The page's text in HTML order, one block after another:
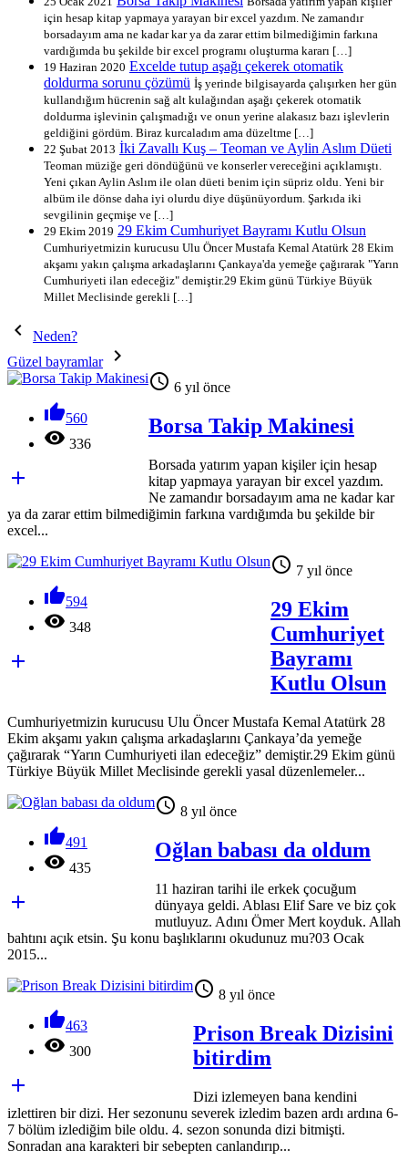
için hesap kitap yapmaya yarayan bir excel yazdım. Ne zamandır
borsadayım ama ne kadar kar ya da zarar ettim bilmediğimin farkına
vardığımda bu şekilde bir excel programı oluşturma kararı […]
19 Haziran 2020 Excelde tutup aşağı çekerek otomatik
doldurma sorunu çözümü İş yerinde bilgisayarda çalışırken her gün
kullandığım hücrenin sağ alt kulağından aşağı çekerek otomatik
doldurma işlevinin çalışmadığı ve onun yerine alakasız bazı işlevlerin
geldiğini gördüm. Biraz kurcaladım ama düzeltme […]
22 Şubat 2013 İki Zavallı Kuş – Teoman ve Aylin Aslım Düeti
Teoman müziğe geri döndüğünü ve konserler vereceğini açıklamıştı.
Yeni çıkan Aylin Aslım ile olan düeti benim için süpriz oldu. Yeni bir
albüm ile dönse daha iyi olurdu diye düşünüyordum. Şarkıda iki
sevgilinin geçmişe ve […]
29 Ekim 2019 29 Ekim Cumhuriyet Bayramı Kutlu Olsun
Cumhuriyetmizin kurucusu Ulu Öncer Mustafa Kemal Atatürk 28 Ekim
akşamı yakın çalışma arkadaşlarını Çankaya'da yemeğe çağırarak "Yarın
Cumhuriyeti ilan edeceğiz" demiştir.29 Ekim günü Türkiye Büyük
Millet Meclisinde gerekli […]

Neden?
Güzel bayramlar

560
 336

 6 yıl önce
Borsa Takip Makinesi
Borsada yatırım yapan kişiler için hesap
kitap yapmaya yarayan bir excel yazdım.
Ne zamandır borsadayım ama ne kadar kar
ya da zarar ettim bilmediğimin farkına vardığımda bu şekilde bir
excel...
594
 348

 7 yıl önce
29 Ekim
Cumhuriyet
Bayramı
Kutlu Olsun
Cumhuriyetmizin kurucusu Ulu Öncer Mustafa Kemal Atatürk 28
Ekim akşamı yakın çalışma arkadaşlarını Çankaya’da yemeğe
çağırarak “Yarın Cumhuriyeti ilan edeceğiz” demiştir.29 Ekim günü
Türkiye Büyük Millet Meclisinde gerekli yasal düzenlemeler...
491
 435

 8 yıl önce
Oğlan babası da oldum
11 haziran tarihi ile erkek çocuğum
dünyaya geldi. Ablası Elif Sare ve biz çok
mutluyuz. Adını Ömer Mert koyduk. Allah
bahtını açık etsin. Şu konu başlıklarını okudunuz mu?03 Ocak
2015...
463
 300

 8 yıl önce
Prison Break Dizisini
bitirdim
Dizi izlemeyen bana kendini
izlettiren bir dizi. Her sezonunu severek izledim bazen ardı ardına 6-
7 bölüm izlediğim bile oldu. 4. sezon sonunda dizi bitmişti.
Sonradan ana karakteri bir sebepten canlandırıp...